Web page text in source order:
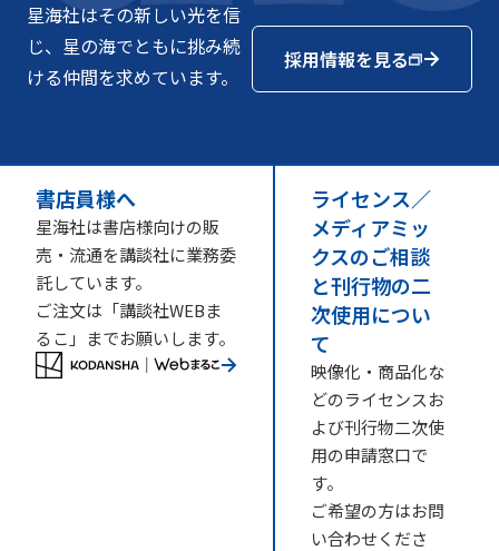
星海社はその新しい光を信
じ、星の海でともに挑み続
ける仲間を求めています。
採用情報を見る
書店員様へ
星海社は書店様向けの販
売・流通を講談社に業務委
託しています。
ご注文は「講談社WEBま
るこ」までお願いします。
ライセンス／
メディアミッ
クスのご相談
と刊行物の二
次使用につい
て
映像化・商品化な
どのライセンスお
よび刊行物二次使
用の申請窓口で
す。
ご希望の方はお問
い合わせくださ